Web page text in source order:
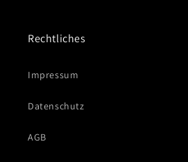
Rechtliches
Impressum
Datenschutz
AGB